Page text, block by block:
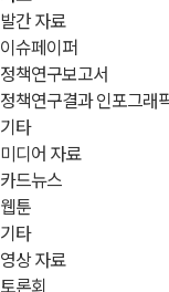
발간 자료
이슈페이퍼
정책연구보고서
정책연구결과 인포그래
기타
미디어 자료
카드뉴스
웹툰
기타
영상 자료
토론회